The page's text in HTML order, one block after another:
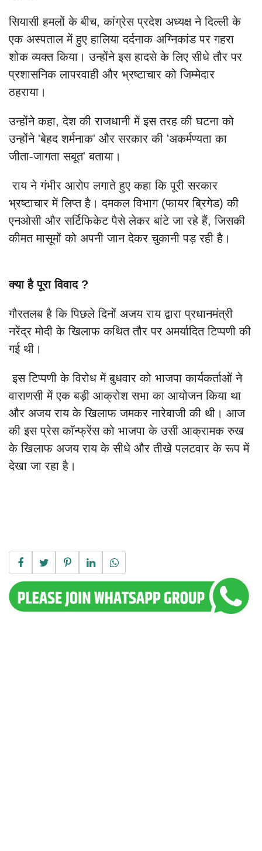
सियासी हमलों के बीच, कांग्रेस प्रदेश अध्यक्ष ने दिल्ली के
एक अस्पताल में हुए हालिया दर्दनाक अग्निकांड पर गहरा
शोक व्यक्त किया। उन्होंने इस हादसे के लिए सीधे तौर पर
प्रशासनिक लापरवाही और भ्रष्टाचार को जिम्मेदार
ठहराया।
उन्होंने कहा, देश की राजधानी में इस तरह की घटना को
उन्होंने 'बेहद शर्मनाक' और सरकार की 'अकर्मण्यता का
जीता-जागता सबूत' बताया।
राय ने गंभीर आरोप लगाते हुए कहा कि पूरी सरकार
भ्रष्टाचार में लिप्त है। दमकल विभाग (फायर ब्रिगेड) की
एनओसी और सर्टिफिकेट पैसे लेकर बांटे जा रहे हैं, जिसकी
कीमत मासूमों को अपनी जान देकर चुकानी पड़ रही है।
क्या है पूरा विवाद ?
गौरतलब है कि पिछले दिनों अजय राय द्वारा प्रधानमंत्री
नरेंद्र मोदी के खिलाफ कथित तौर पर अमर्यादित टिप्पणी की
गई थी।
इस टिप्पणी के विरोध में बुधवार को भाजपा कार्यकर्ताओं ने
वाराणसी में एक बड़ी आक्रोश सभा का आयोजन किया था
और अजय राय के खिलाफ जमकर नारेबाजी की थी। आज
की इस प्रेस कॉन्फ्रेंस को भाजपा के उसी आक्रामक रुख
के खिलाफ अजय राय के सीधे और तीखे पलटवार के रूप में
देखा जा रहा है।